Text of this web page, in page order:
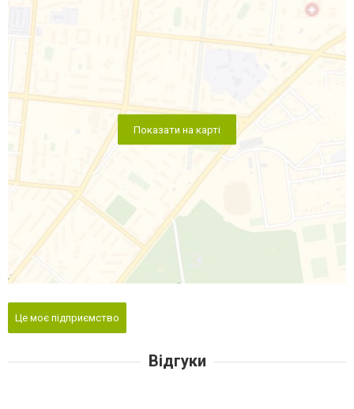
Показати на карті
Це моє підприємство
Відгуки